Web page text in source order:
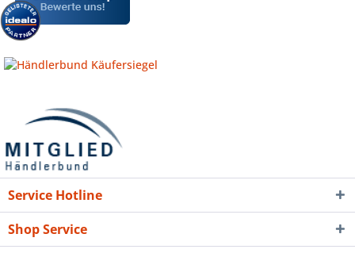
Service Hotline
Shop Service